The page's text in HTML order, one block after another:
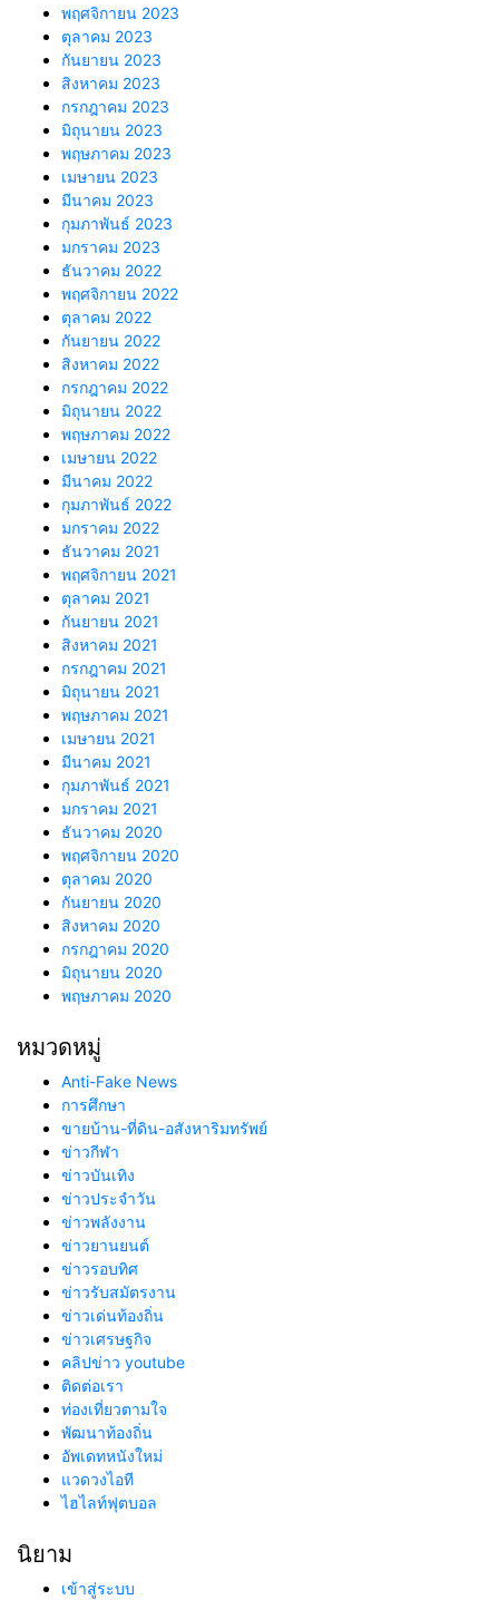
พฤศจิกายน 2023
ตุลาคม 2023
กันยายน 2023
สิงหาคม 2023
กรกฎาคม 2023
มิถุนายน 2023
พฤษภาคม 2023
เมษายน 2023
มีนาคม 2023
กุมภาพันธ์ 2023
มกราคม 2023
ธันวาคม 2022
พฤศจิกายน 2022
ตุลาคม 2022
กันยายน 2022
สิงหาคม 2022
กรกฎาคม 2022
มิถุนายน 2022
พฤษภาคม 2022
เมษายน 2022
มีนาคม 2022
กุมภาพันธ์ 2022
มกราคม 2022
ธันวาคม 2021
พฤศจิกายน 2021
ตุลาคม 2021
กันยายน 2021
สิงหาคม 2021
กรกฎาคม 2021
มิถุนายน 2021
พฤษภาคม 2021
เมษายน 2021
มีนาคม 2021
กุมภาพันธ์ 2021
มกราคม 2021
ธันวาคม 2020
พฤศจิกายน 2020
ตุลาคม 2020
กันยายน 2020
สิงหาคม 2020
กรกฎาคม 2020
มิถุนายน 2020
พฤษภาคม 2020
หมวดหมู่
Anti-Fake News
การศึกษา
ขายบ้าน-ที่ดิน-อสังหาริมทรัพย์
ข่าวกีฬา
ข่าวบันเทิง
ข่าวประจำวัน
ข่าวพลังงาน
ข่าวยานยนต์
ข่าวรอบทิศ
ข่าวรับสมัตรงาน
ข่าวเด่นท้องถิ่น
ข่าวเศรษฐกิจ
คลิปข่าว youtube
ติดต่อเรา
ท่องเที่ยวตามใจ
พัฒนาท้องถิ่น
อัพเดทหนังใหม่
แวดวงไอที
ไฮไลท์ฟุตบอล
นิยาม
เข้าสู่ระบบ